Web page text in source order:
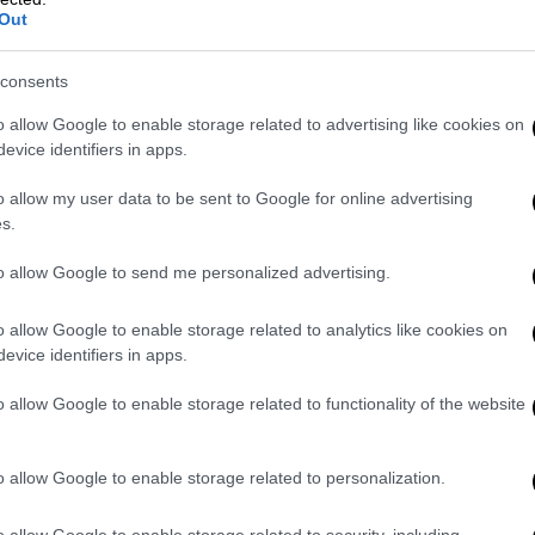
allow Google to enable storage related to advertising like cookies on
identifiers in apps.
allow my user data to be sent to Google for online advertising
allow Google to send me personalized advertising.
allow Google to enable storage related to analytics like cookies on
identifiers in apps.
allow Google to enable storage related to functionality of the website
allow Google to enable storage related to personalization.